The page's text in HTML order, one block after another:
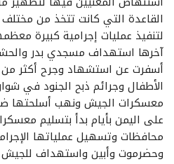
القاعدة التي كانت تتخذ من مختلف
لتنفيذ عمليات إجرامية كبيرة
آخرها استهداف مسجدي بدر
الأطفال وجرائم ذبح الجنود في
معسكرات الجيش ونهب أسلحتها
على اليمن بأيام بدأ بتسليم
محافظات وتسهيل عملياتها
وحضرموت وأبين واستهداف للجيش